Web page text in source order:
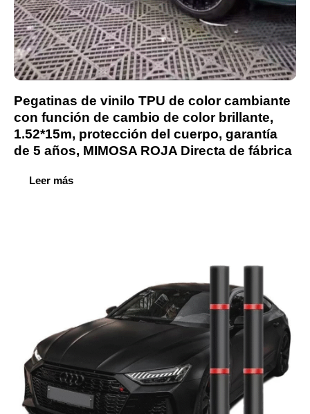
Pegatinas de vinilo TPU de color cambiante
con función de cambio de color brillante,
1.52*15m, protección del cuerpo, garantía
de 5 años, MIMOSA ROJA Directa de fábrica
Leer más